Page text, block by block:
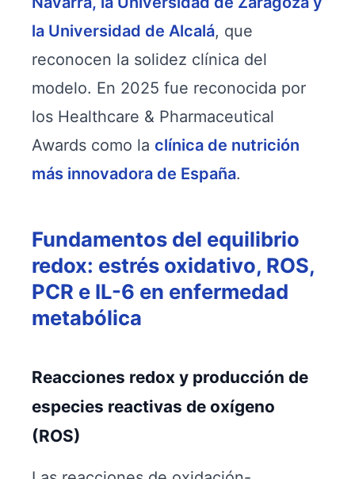
la Universidad de Alcalá, que
reconocen la solidez clínica del
modelo. En 2025 fue reconocida por
los Healthcare & Pharmaceutical
Awards como la clínica de nutrición
más innovadora de España.
Fundamentos del equilibrio
redox: estrés oxidativo, ROS,
PCR e IL-6 en enfermedad
metabólica
Reacciones redox y producción de
especies reactivas de oxígeno
(ROS)